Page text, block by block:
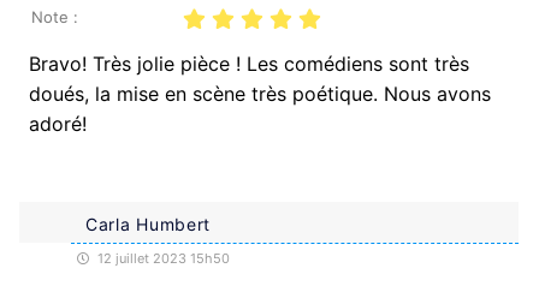
Note :
Bravo! Très jolie pièce ! Les comédiens sont très
doués, la mise en scène très poétique. Nous avons
adoré!
Carla Humbert
12 juillet 2023 15h50